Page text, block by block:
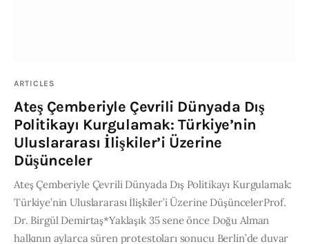
ARTICLES
Ateş Çemberiyle Çevrili Dünyada Dış
Politikayı Kurgulamak: Türkiye’nin
Uluslararası İlişkiler’i Üzerine
Düşünceler
Ateş Çemberiyle Çevrili Dünyada Dış Politikayı Kurgulamak:
Türkiye’nin Uluslararası İlişkiler’i Üzerine DüşüncelerProf.
Dr. Birgül Demirtaş*Yaklaşık 35 sene önce Doğu Alman
halkının aylarca süren protestoları sonucu Berlin’de duvar